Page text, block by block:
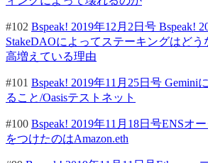
#102 Bspeak! 2019年12月2日号 Bspeak!
StakeDAOによってステーキングはどう
高増えている理由
#101 Bspeak! 2019年11月25日号 Gemini
ること/Oasisテストネット
#100 Bspeak! 2019年11月18日号ENSオ
をつけたのはAmazon.eth